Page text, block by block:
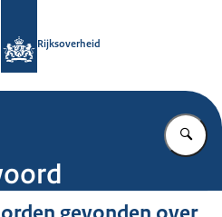
Rijksoverheid